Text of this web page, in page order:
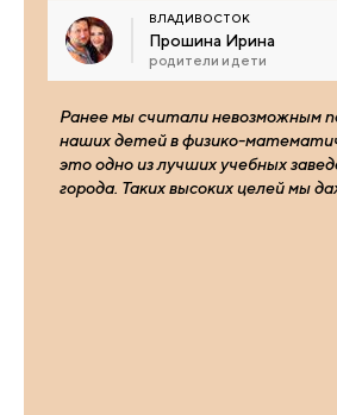
ВЛАДИВОСТОК
Прошина Ирина
родители и дети
Ранее мы считали невозможным
наших детей в физико-
это одно из лучших учебных
города. Таких высоких целей мы